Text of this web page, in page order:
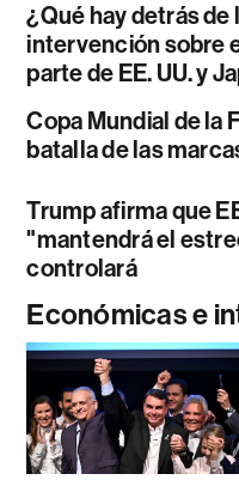
¿Qué hay detrás de
intervención sobre
parte de EE. UU. y
Copa Mundial de la
batalla de las
Trump afirma que
"mantendrá el
controlará
Económicas e